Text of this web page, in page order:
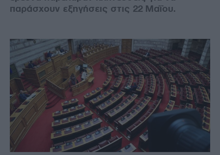
παράσχουν εξηγήσεις στις 22 Μαΐου.